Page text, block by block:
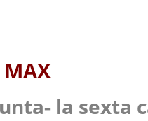
MAX
la sexta